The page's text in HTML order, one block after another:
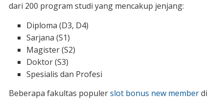
dari 200 program studi yang mencakup jenjang:
Diploma (D3, D4)
Sarjana (S1)
Magister (S2)
Doktor (S3)
Spesialis dan Profesi
Beberapa fakultas populerslot bonus new memberdi